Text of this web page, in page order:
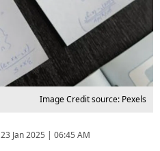
Image Credit source: Pexels
23 Jan 2025 | 06:45 AM